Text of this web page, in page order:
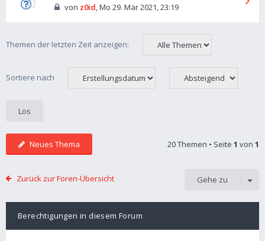
von z0id,Mo 29. Mär 2021, 23:19
Themen der letzten Zeit anzeigen:
Sortiere nach
Neues Thema 20 Themen • Seite 1 von 1
Zurück zur Foren-Übersicht Gehe zu
Berechtigungen in diesem Forum